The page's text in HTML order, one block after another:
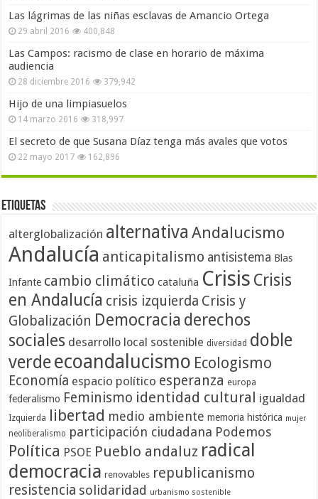
Las lágrimas de las niñas esclavas de Amancio Ortega
29 abril 2016 400,848
Las Campos: racismo de clase en horario de máxima
audiencia
28 diciembre 2016 379,942
Hijo de una limpiasuelos
14 marzo 2016 318,997
El secreto de que Susana Díaz tenga más avales que votos
22 mayo 2017 162,896
Etiquetas
alterglobalización alternativa Andalucismo
Andalucía anticapitalismo antisistema Blas
Infante cambio climático cataluña Crisis Crisis
en Andalucía crisis izquierda Crisis y
Globalización Democracia derechos
sociales desarrollo local sostenible diversidad doble
verdeecoandalucismo Ecologismo
Economía espacio político esperanza europa
federalismo Feminismo identidad cultural igualdad
Izquierda libertad medio ambiente memoria histórica mujer
neoliberalismo participación ciudadana Podemos
Política PSOE Pueblo andaluz radical
democracia renovables republicanismo
resistencia solidaridad urbanismo sostenible